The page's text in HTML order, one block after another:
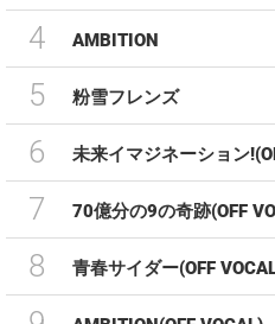
4 AMBITION
5 粉雪フレンズ
6 未来イマジネーション
7 70億分の9の奇跡(OFF
8 青春サイダー(OFF